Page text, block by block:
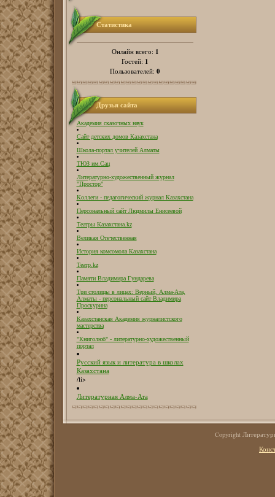
Статистика
Онлайн всего: 1
Гостей: 1
Пользователей: 0
Друзья сайта
Академия сказочных наук
Сайт детских домов Казахстана
Школа-портал учителей Алматы
ТЮЗ им.Сац
Литературно-художественный журнал
"Простор"
Коллеги - педагогический журнал Казахстана
Персональный сайт Людмилы Енисеевой
Театры Казахстана.kz
Великая Отечественная
История комсомола Казахстана
Театр.kz
Памяти Владимира Гундарева
Три столицы в лицах: Верный, Алма-Ата,
Алматы - персональный сайт Владимира
Проскурина
Казахстанская Академия журналистского
мастерства
"Книголюб" - литературно-художественный
портал
Русский язык и литература в школах
Казахстана
/li>
Литературная Алма-Ата
Copyright